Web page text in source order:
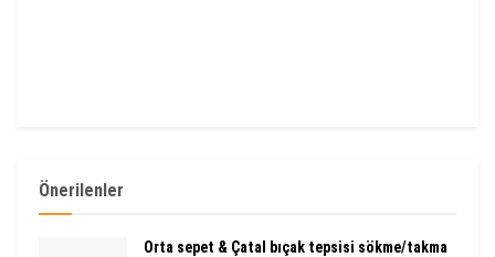
Önerilenler
Orta sepet & Çatal bıçak tepsisi sökme/takma